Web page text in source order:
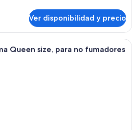
Ver disponibilidad y precio
Habitación de hotel con cama, dos
Queen size, para no fumadores